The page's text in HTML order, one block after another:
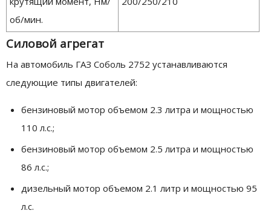
об/мин.
Силовой агрегат
На автомобиль ГАЗ Соболь 2752 устанавливаются
следующие типы двигателей:
бензиновый мотор объемом 2.3 литра и мощностью
110 л.с.;
бензиновый мотор объемом 2.5 литра и мощностью
86 л.с.;
дизельный мотор объемом 2.1 литр и мощностью 95
л.с.